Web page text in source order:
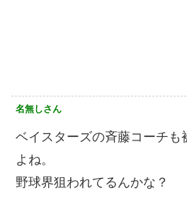
名無しさん
ベイスターズの斉藤コーチも
よね。
野球界狙われてるんかな？